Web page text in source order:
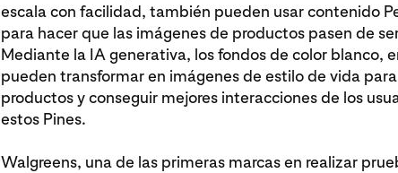
escala con facilidad, también pueden usar contenido
para hacer que las imágenes de productos pasen de
Mediante la IA generativa, los fondos de color blanco,
pueden transformar en imágenes de estilo de vida
productos y conseguir mejores interacciones de los
estos Pines.
Walgreens, una de las primeras marcas en realizar